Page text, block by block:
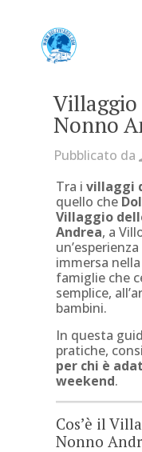
Villaggio
Nonno
Pubblicato da
Tra i villaggi
quello che
Villaggio
Andrea, a
immersa
famiglie che
semplice,
bambini.
In questa
pratiche,
per chi è
weekend.
Cos’è il
Nonno